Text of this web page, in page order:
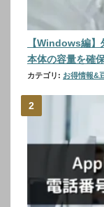
【Windows編
本体の容量を確
カテゴリ: お得情報&